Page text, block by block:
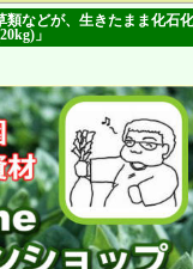
などが、生きたまま化石化
」